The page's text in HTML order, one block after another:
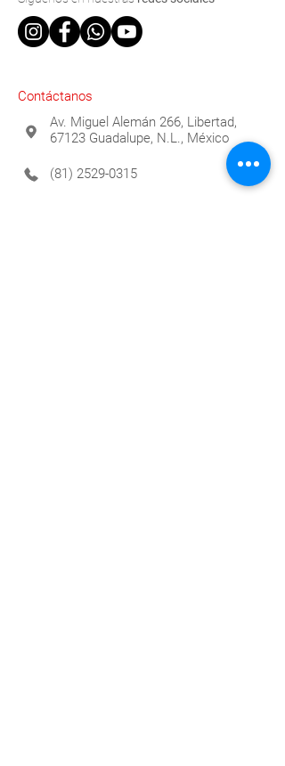
Contáctanos
Av. Miguel Alemán 266, Libertad,
67123 Guadalupe, N.L., México
(81) 2529-0315